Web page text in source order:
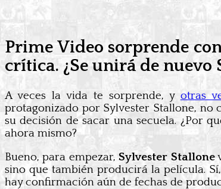
Prime Video sorprende
crítica. ¿Se unirá de nuevo
A veces la vida te sorprende, y otras
protagonizado por Sylvester Stallone, no
su decisión de sacar una secuela. ¿Por
ahora mismo?
Bueno, para empezar,Sylvester Stallone
sino que también producirá la película.
hay confirmación aún de fechas de